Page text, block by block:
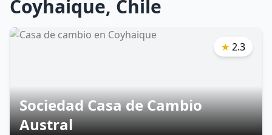
Coyhaique, Chile
Sociedad Casa de Cambio
Austral
★ 2.3